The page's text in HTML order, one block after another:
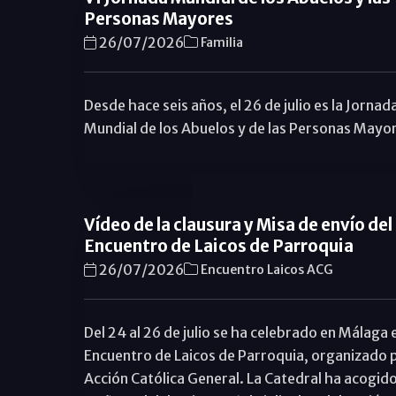
Personas Mayores
26/07/2026 Familia
Desde hace seis años, el 26 de julio es la
Mundial de los Abuelos y de las Personas
Vídeo de la clausura y Misa de envío del
Encuentro de Laicos de Parroquia
26/07/2026 Encuentro Laicos ACG
Del 24 al 26 de julio se ha celebrado en Málaga
Encuentro de Laicos de Parroquia, organizado
Acción Católica General. La Catedral ha